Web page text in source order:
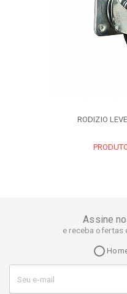
RODIZIO
Assine
e receba ofertas